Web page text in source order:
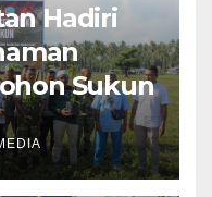
Hadiri
Sukun